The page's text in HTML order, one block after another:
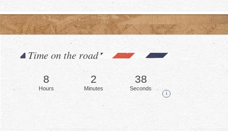
Time on the road
8
Hours
2
Minutes
41
Seconds
i